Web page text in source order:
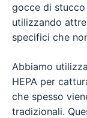
gocce di
utilizzando
specifici che
Abbiamo
HEPA per
che spesso
tradizionali.